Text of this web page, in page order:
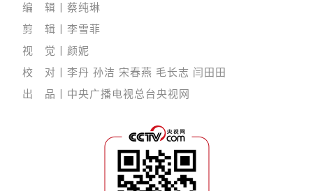
编 辑丨蔡纯琳
剪 辑丨李雪菲
视 觉丨颜妮
校 对丨李丹 孙洁 宋春燕 毛长志 闫田田
出 品丨中央广播电视总台央视网